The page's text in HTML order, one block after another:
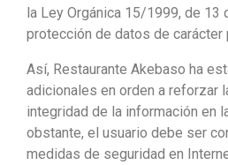
la Ley Orgánica 15/1999, de 13
protección de datos de carácter
Así, Restaurante Akebaso ha
adicionales en orden a reforzar
integridad de la información en
obstante, el usuario debe ser
medidas de seguridad en